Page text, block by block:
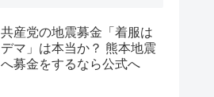
共産党の地震募金「着服は
デマ」は本当か？ 熊本地震
へ募金をするなら公式へ